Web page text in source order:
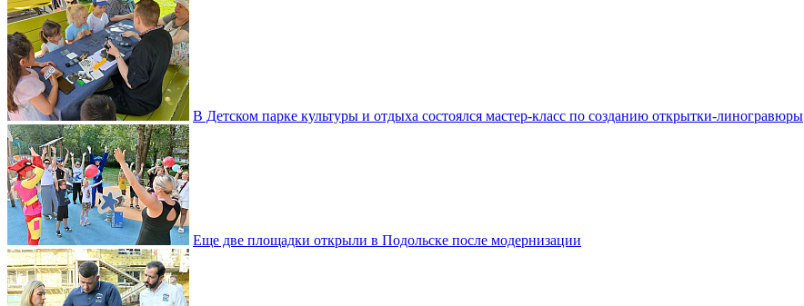
В Детском парке культуры и отдыха состоялся мастер-класс по созданию открытки-линогравюры
Еще две площадки открыли в Подольске после модернизации